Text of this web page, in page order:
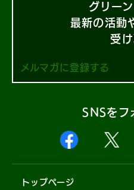
グリー
最新の活動
受
メルマガに登録する
SNSをフ
トップページ